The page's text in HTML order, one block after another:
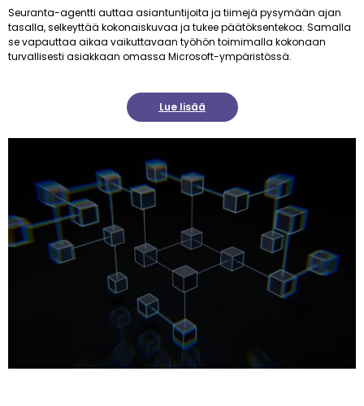
Seuranta-agentti auttaa asiantuntijoita ja tiimejä pysymään ajan
tasalla, selkeyttää kokonaiskuvaa ja tukee päätöksentekoa. Samalla
se vapauttaa aikaa vaikuttavaan työhön toimimalla kokonaan
turvallisesti asiakkaan omassa Microsoft-ympäristössä.
Lue lisää